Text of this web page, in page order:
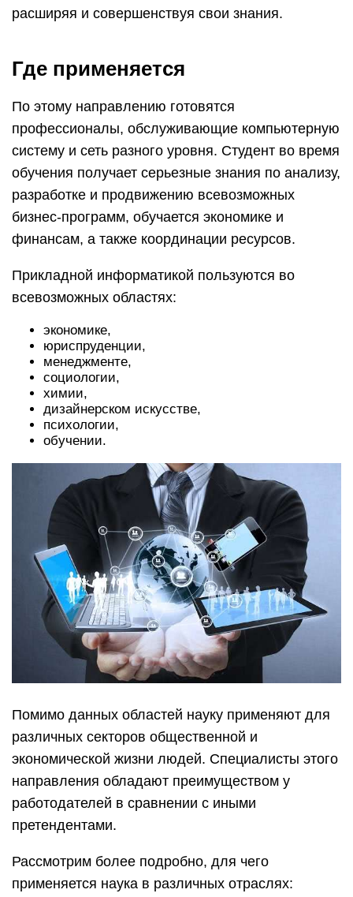
расширяя и совершенствуя свои знания.
Где применяется
По этому направлению готовятся
профессионалы, обслуживающие компьютерную
систему и сеть разного уровня. Студент во время
обучения получает серьезные знания по анализу,
разработке и продвижению всевозможных
бизнес-программ, обучается экономике и
финансам, а также координации ресурсов.
Прикладной информатикой пользуются во
всевозможных областях:
экономике,
юриспруденции,
менеджменте,
социологии,
химии,
дизайнерском искусстве,
психологии,
обучении.
Помимо данных областей науку применяют для
различных секторов общественной и
экономической жизни людей. Специалисты этого
направления обладают преимуществом у
работодателей в сравнении с иными
претендентами.
Рассмотрим более подробно, для чего
применяется наука в различных отраслях: